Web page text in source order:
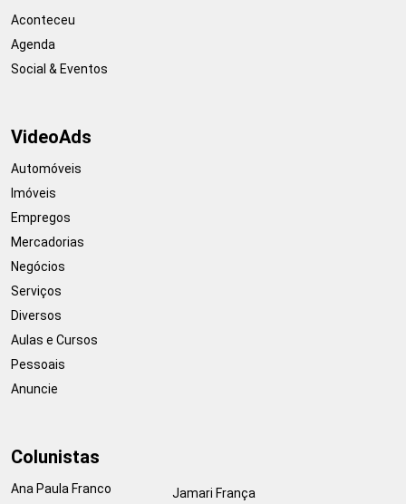
Aconteceu
Agenda
Social & Eventos
VideoAds
Automóveis
Imóveis
Empregos
Mercadorias
Negócios
Serviços
Diversos
Aulas e Cursos
Pessoais
Anuncie
Colunistas
Ana Paula Franco
Jamari França